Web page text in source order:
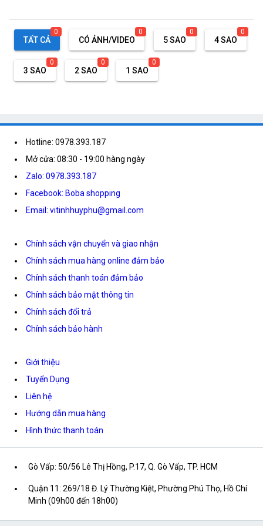
TẤT CẢ
0
CÓ ẢNH/VIDEO
0
5 SAO
0
4 SAO
0
3 SAO
0
2 SAO
0
1 SAO
0
Hotline: 0978.393.187
Mở cửa: 08:30 - 19:00 hàng ngày
Zalo: 0978.393.187
Facebook: Boba shopping
Email: vitinhhuyphu@gmail.com
Chính sách vận chuyển và giao nhận
Chính sách mua hàng online đảm bảo
Chính sách thanh toán đảm bảo
Chính sách bảo mật thông tin
Chính sách đổi trả
Chính sách bảo hành
Giới thiệu
Tuyển Dụng
Liên hệ
Hướng dẫn mua hàng
Hình thức thanh toán
Gò Vấp: 50/56 Lê Thị Hồng, P.17, Q. Gò Vấp, TP. HCM
Quận 11: 269/18 Đ. Lý Thường Kiệt, Phường Phú Thọ, Hồ Chí
Minh (09h00 đến 18h00)